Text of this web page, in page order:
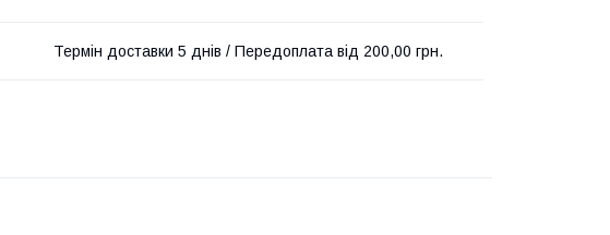
Термін доставки 5 днів / Передоплата від 200,00 грн.